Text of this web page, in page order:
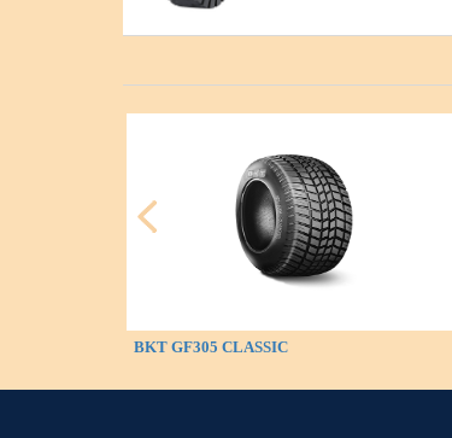
BKT GF305 CLASSIC